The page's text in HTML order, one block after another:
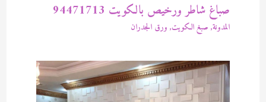
صباغ شاطر ورخيص بالكويت 94471713
المدونة, صبغ الكويت, ورق الجدران